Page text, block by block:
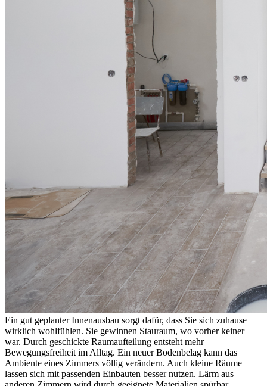
Ein gut geplanter Innenausbau sorgt dafür, dass Sie sich zuhause
wirklich wohlfühlen. Sie gewinnen Stauraum, wo vorher keiner
war. Durch geschickte Raumaufteilung entsteht mehr
Bewegungsfreiheit im Alltag. Ein neuer Bodenbelag kann das
Ambiente eines Zimmers völlig verändern. Auch kleine Räume
lassen sich mit passenden Einbauten besser nutzen. Lärm aus